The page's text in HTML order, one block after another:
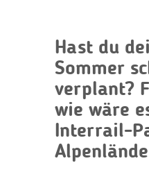
Hast du
Sommer
verplant?
wie wäre
Interrail-